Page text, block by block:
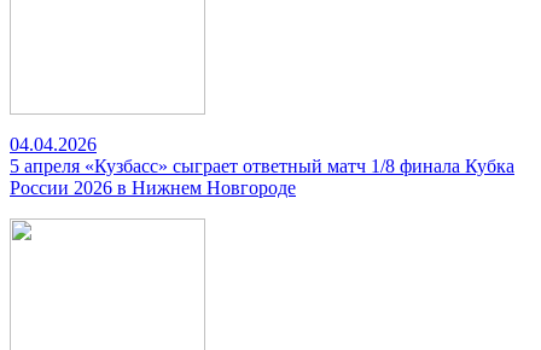
04.04.2026
5 апреля «Кузбасс» сыграет ответный матч 1/8 финала Кубка
России 2026 в Нижнем Новгороде